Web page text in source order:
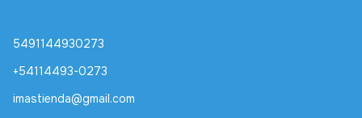
5491144930273
+54114493-0273
imastienda@gmail.com